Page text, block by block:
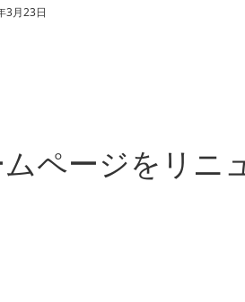
3月23日
ページをリニ